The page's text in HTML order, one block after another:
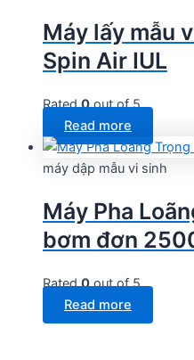
Máy lấy mẫu
Spin Air IUL
Rated0out of 5
Read more
máy dập mẫu vi sinh
Máy Pha
bơm đơn
Rated0out of 5
Read more